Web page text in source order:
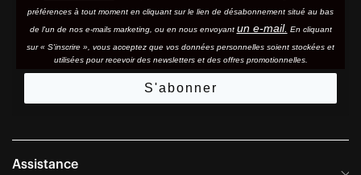
préférences à tout moment en cliquant sur le lien de désabonnement situé au bas
de l'un de nos e-mails marketing, ou en nous envoyant un e-mail. En cliquant
sur « S'inscrire », vous acceptez que vos données personnelles soient stockées et
utilisées pour recevoir des newsletters et des offres promotionnelles.
S'abonner
Assistance